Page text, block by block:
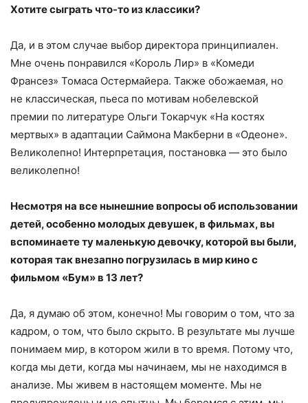
Хотите сыграть что-то из классики?
Да, и в этом случае выбор директора принципиален.
Мне очень понравился «Король Лир» в «Комеди
Франсез» Томаса Остермайера. Также обожаемая, но
не классическая, пьеса по мотивам нобелевской
премии по литературе Ольги Токарчук «На костях
мертвых» в адаптации Саймона Макберни в «Одеоне».
Великолепно! Интерпретация, постановка — это было
великолепно!
Несмотря на все нынешние вопросы об использовании
детей, особенно молодых девушек, в фильмах, вы
вспоминаете ту маленькую девочку, которой вы были,
которая так внезапно погрузилась в мир кино с
фильмом «Бум» в 13 лет?
Да, я думаю об этом, конечно! Мы говорим о том, что за
кадром, о том, что было скрыто. В результате мы лучше
понимаем мир, в котором жили в то время. Потому что,
когда мы дети, когда мы начинаем, мы не находимся в
анализе. Мы живем в настоящем моменте. Мы не